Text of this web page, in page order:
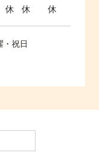
休 休 休
・祝日